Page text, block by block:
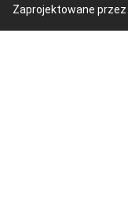
Zaprojektowane przez